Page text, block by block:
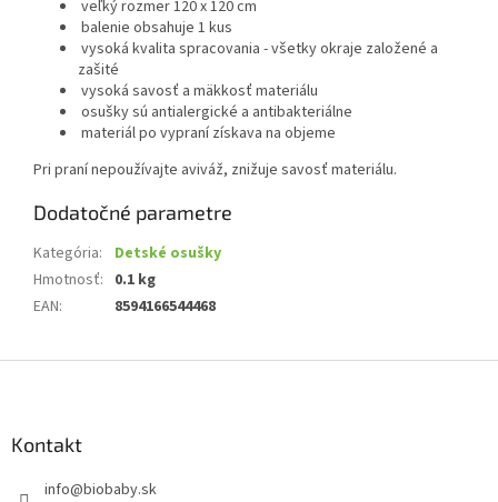
veľký rozmer 120 x 120 cm
balenie obsahuje 1 kus
vysoká kvalita spracovania - všetky okraje založené a
zašité
vysoká savosť a mäkkosť materiálu
osušky sú antialergické a antibakteriálne
materiál po vypraní získava na objeme
Pri praní nepoužívajte aviváž, znižuje savosť materiálu.
Dodatočné parametre
Kategória:
Detské osušky
Hmotnosť: 0.1 kg
EAN: 8594166544468
Kontakt
info@biobaby.sk